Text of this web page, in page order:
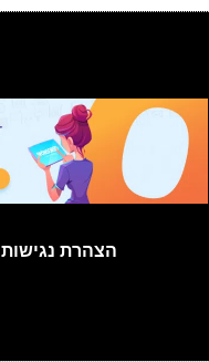
הצהרת נגישות